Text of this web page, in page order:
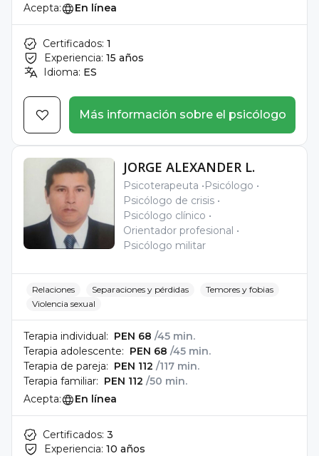
Acepta: En línea
Certificados: 1
Experiencia: 15 años
Idioma: ES
Más información sobre el psicólogo
JORGE ALEXANDER L.
Psicoterapeuta
Psicólogo
Psicólogo de crisis
Psicólogo clínico
Orientador profesional
Psicólogo militar
Relaciones Separaciones y pérdidas
Temores y fobias
Violencia sexual
Terapia individual: PEN 68 /45 min.
Terapia adolescente: PEN 68 /45 min.
Terapia de pareja: PEN 112 /117 min.
Terapia familiar: PEN 112 /50 min.
Acepta:
En línea
Certificados: 3
Experiencia: 10 años